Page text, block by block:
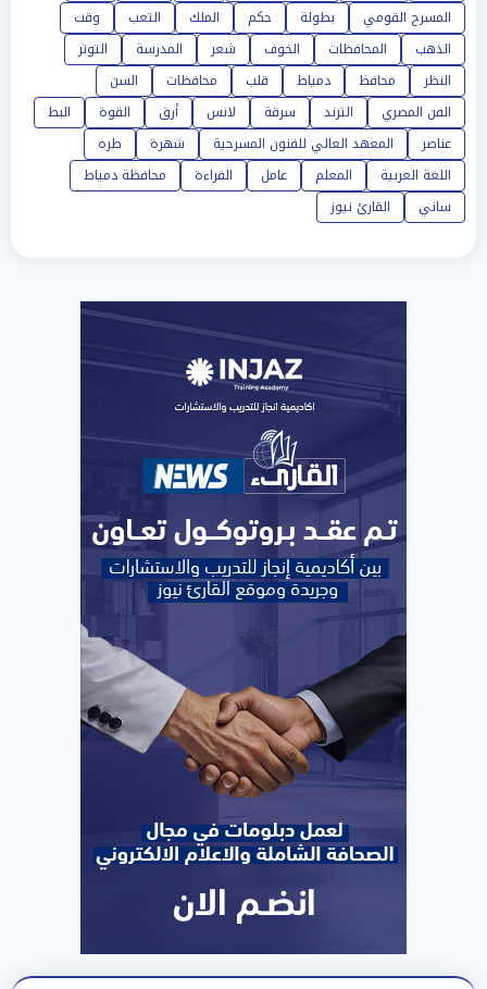
المسرح القومي
بطولة حكم الملك التعب
وقت
الذهب
المحافظات الخوف شعر المدرسة
التوتر
النظر
محافظ دمياط قلب محافظات
السن
الفن المصري
الترند سرقة لانس أرق القوة
البط
عناصر
المعهد العالي للفنون المسرحية شهرة
طره
اللغة العربية
المعلم عامل القراءة
محافظة دمياط
ساني
القارئ نيوز